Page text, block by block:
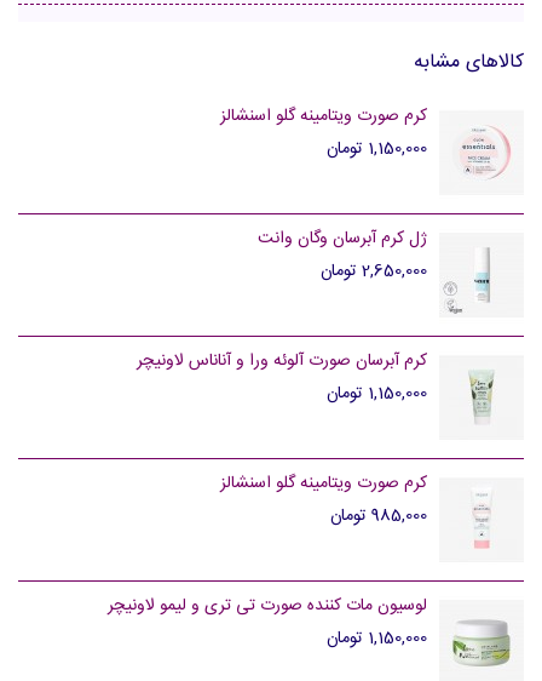
کالاهای مشابه
کرم صورت ویتامینه گلو اسنشالز
1,150,000 تومان
ژل کرم آبرسان وگان وانت
2,650,000 تومان
کرم آبرسان صورت آلوئه ورا و آناناس لاونیچر
1,150,000 تومان
کرم صورت ویتامینه گلو اسنشالز
985,000 تومان
لوسیون مات کننده صورت تی تری و لیمو لاونیچر
1,150,000 تومان